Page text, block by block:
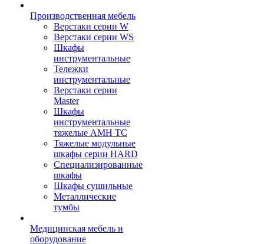
Производственная мебель
Верстаки серии W
Верстаки серии WS
Шкафы
инструментальные
Тележки
инструментальные
Верстаки серии
Master
Шкафы
инструментальные
тяжелые AMH TC
Тяжелые модульные
шкафы серии HARD
Cпециализированные
шкафы
Шкафы сушильные
Металлические
тумбы
Медицинская мебель и
оборудование